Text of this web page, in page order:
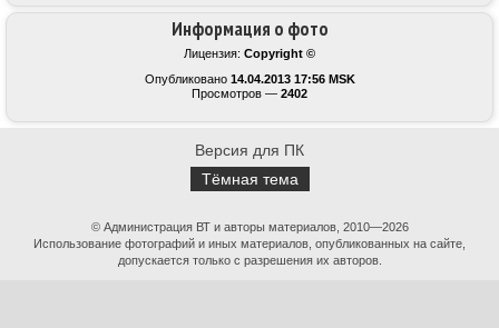
Информация о фото
Лицензия: Copyright ©
Опубликовано 14.04.2013 17:56 MSK
Просмотров — 2402
Версия для ПК
Тёмная тема
© Администрация ВТ и авторы материалов, 2010—2026
Использование фотографий и иных материалов, опубликованных на сайте,
допускается только с разрешения их авторов.